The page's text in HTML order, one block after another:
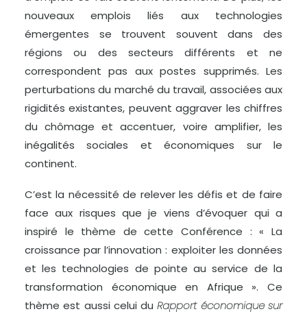
nouveaux emplois liés aux technologies
émergentes se trouvent souvent dans des
régions ou des secteurs différents et ne
correspondent pas aux postes supprimés. Les
perturbations du marché du travail, associées aux
rigidités existantes, peuvent aggraver les chiffres
du chômage et accentuer, voire amplifier, les
inégalités sociales et économiques sur le
continent.
C’est la nécessité de relever les défis et de faire
face aux risques que je viens d’évoquer qui a
inspiré le thème de cette Conférence : « La
croissance par l’innovation : exploiter les données
et les technologies de pointe au service de la
transformation économique en Afrique ». Ce
thème est aussi celui duRapport économique sur